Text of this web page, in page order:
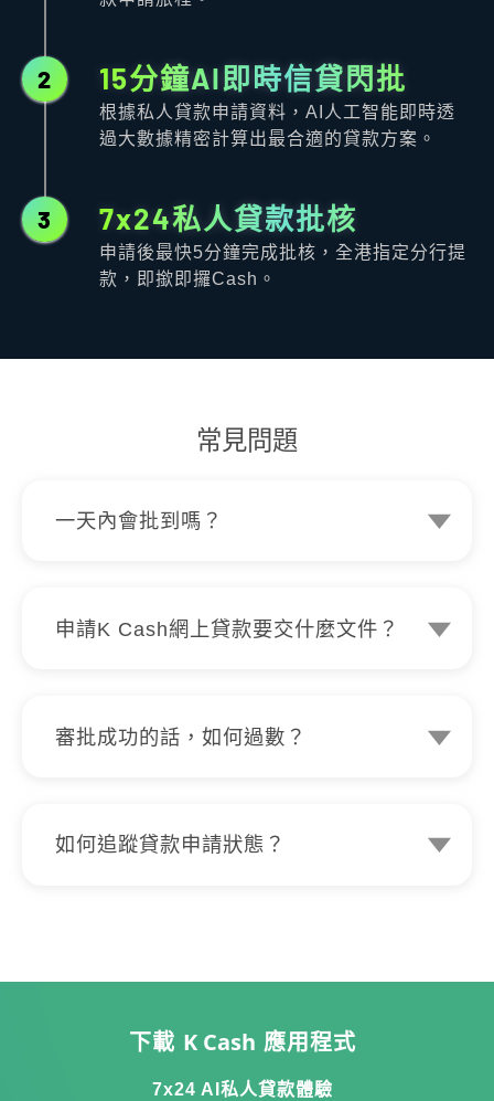
2 15分鐘AI即時信貸閃批
根據私人貸款申請資料，AI人工智能即時透
過大數據精密計算出最合適的貸款方案。
3 7x24私人貸款批核
申請後最快5分鐘完成批核，全港指定分行提
款，即撳即攞Cash。
常見問題
一天內會批到嗎？
申請K Cash網上貸款要交什麼文件？
審批成功的話，如何過數？
如何追蹤貸款申請狀態？
下載 K Cash 應用程式
7x24 AI私人貸款體驗